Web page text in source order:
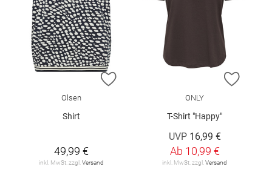
ZUR WUNSCHLISTE HINZUFÜGEN
Olsen
Shirt
49,99 €
inkl. MwSt. zzgl. Versand
ZUR
ONLY
T-Shirt "Happy"
UVP 16,99 €
Ab 10,99 €
inkl. MwSt. zzgl. Versand